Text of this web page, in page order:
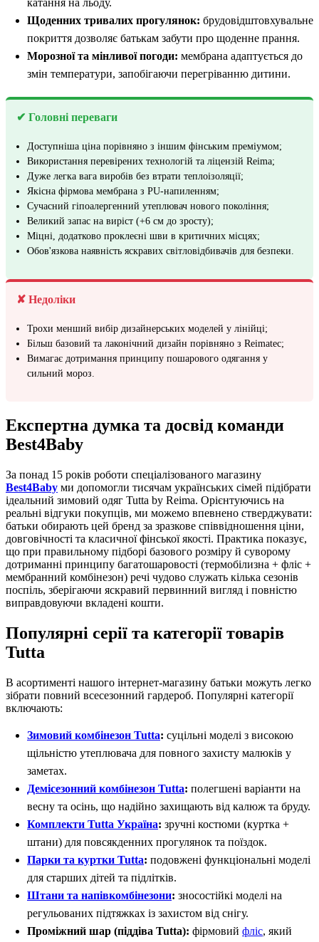
катання на льоду.
Щоденних тривалих прогулянок: брудовідштовхувальне
покриття дозволяє батькам забути про щоденне прання.
Морозної та мінливої погоди: мембрана адаптується до
змін температури, запобігаючи перегріванню дитини.
✔ Головні переваги
Доступніша ціна порівняно з іншим фінським преміумом;
Використання перевірених технологій та ліцензій Reima;
Дуже легка вага виробів без втрати теплоізоляції;
Якісна фірмова мембрана з PU-напиленням;
Сучасний гіпоалергенний утеплювач нового покоління;
Великий запас на виріст (+6 см до зросту);
Міцні, додатково проклеєні шви в критичних місцях;
Обов'язкова наявність яскравих світловідбивачів для безпеки.
✘ Недоліки
Трохи менший вибір дизайнерських моделей у лінійці;
Більш базовий та лаконічний дизайн порівняно з Reimatec;
Вимагає дотримання принципу пошарового одягання у
сильний мороз.
Експертна думка та досвід команди
Best4Baby
За понад 15 років роботи спеціалізованого магазину
Best4Baby ми допомогли тисячам українських сімей підібрати
ідеальний зимовий одяг Tutta by Reima. Орієнтуючись на
реальні відгуки покупців, ми можемо впевнено стверджувати:
батьки обирають цей бренд за зразкове співвідношення ціни,
довговічності та класичної фінської якості. Практика показує,
що при правильному підборі базового розміру й суворому
дотриманні принципу багатошаровості (термобілизна + фліс +
мембранний комбінезон) речі чудово служать кілька сезонів
поспіль, зберігаючи яскравий первинний вигляд і повністю
виправдовуючи вкладені кошти.
Популярні серії та категорії товарів
Tutta
В асортименті нашого інтернет-магазину батьки можуть легко
зібрати повний всесезонний гардероб. Популярні категорії
включають:
Зимовий комбінезон Tutta: суцільні моделі з високою
щільністю утеплювача для повного захисту малюків у
заметах.
Демісезонний комбінезон Tutta: полегшені варіанти на
весну та осінь, що надійно захищають від калюж та бруду.
Комплекти Tutta Україна: зручні костюми (куртка +
штани) для повсякденних прогулянок та поїздок.
Парки та куртки Tutta: подовжені функціональні моделі
для старших дітей та підлітків.
Штани та напівкомбінезони: зносостійкі моделі на
регульованих підтяжках із захистом від снігу.
Проміжний шар (піддіва Tutta): фірмовий фліс, який